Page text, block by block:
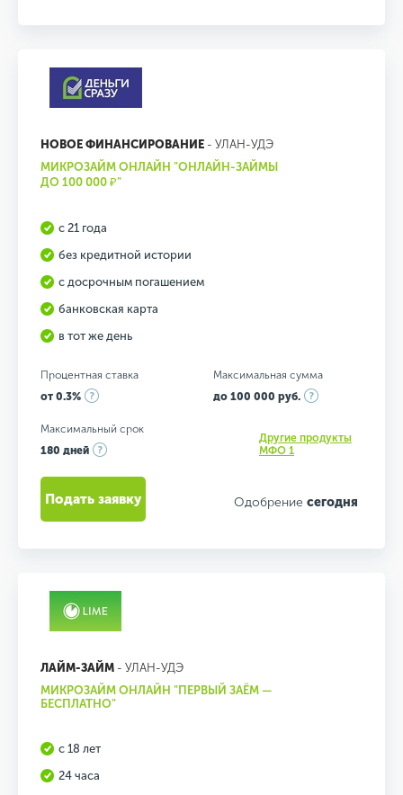
НОВОЕ ФИНАНСИРОВАНИЕ - УЛАН-УДЭ
МИКРОЗАЙМ ОНЛАЙН "ОНЛАЙН-ЗАЙМЫ
ДО 100 000 ₽"
с 21 года
без кредитной истории
с досрочным погашением
банковская карта
в тот же день
Процентная ставка
от 0.3%
Максимальная сумма
до 100 000 руб.
Максимальный срок
180 дней
Другие продукты
МФО 1
Одобрение сегодня
Подать заявку
ЛАЙМ-ЗАЙМ - УЛАН-УДЭ
МИКРОЗАЙМ ОНЛАЙН "ПЕРВЫЙ ЗАЁМ —
БЕСПЛАТНО"
с 18 лет
24 часа